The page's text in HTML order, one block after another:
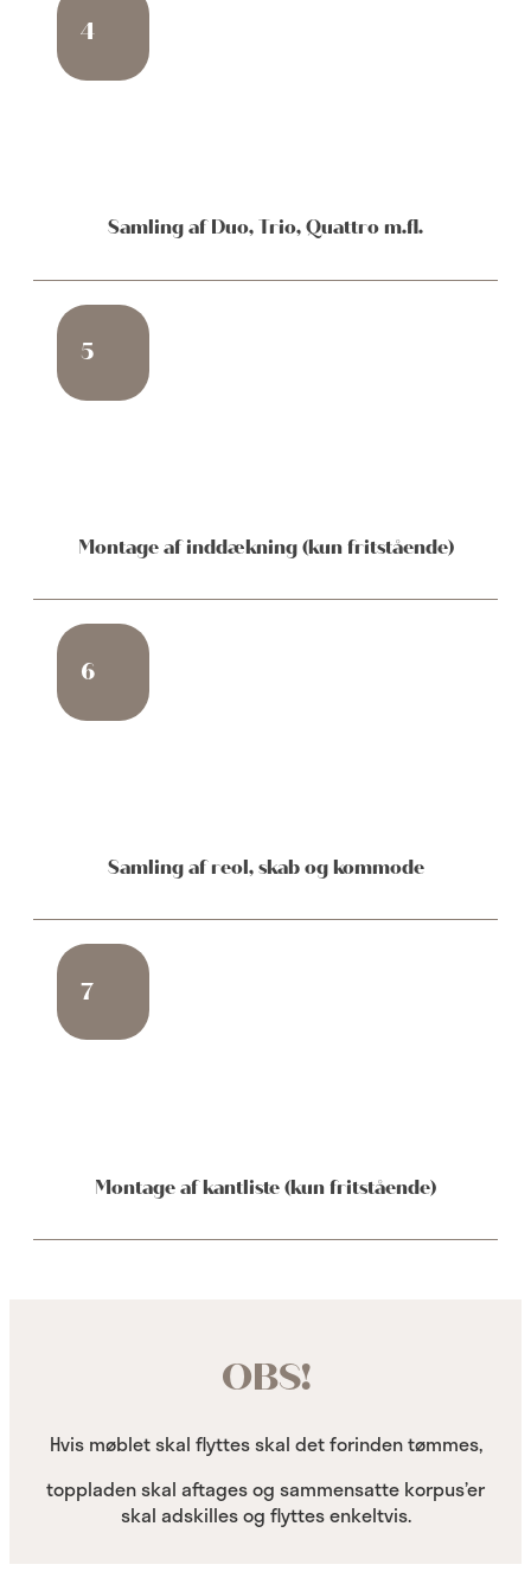
4
Samling af Duo, Trio, Quattro m.fl.
5
Montage af inddækning (kun fritstående)
6
Samling af reol, skab og kommode
7
Montage af kantliste (kun fritstående)
OBS!
Hvis møblet skal flyttes skal det forinden tømmes,
toppladen skal aftages og sammensatte korpus’er
skal adskilles og flyttes enkeltvis.